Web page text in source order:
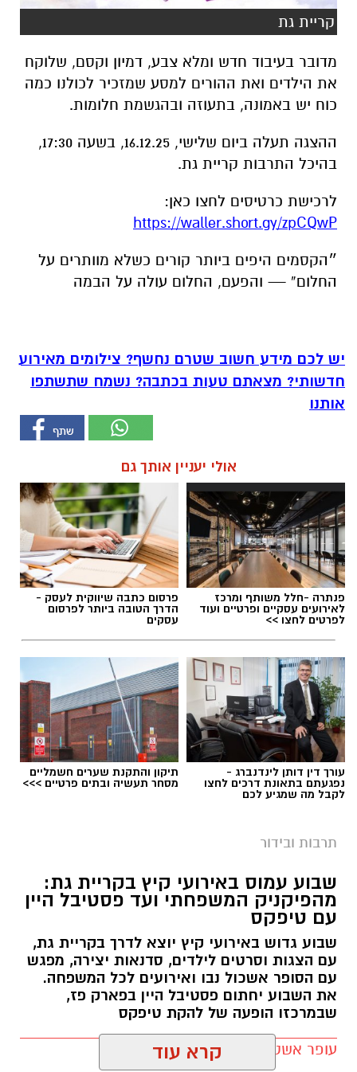
קריית גת
מדובר בעיבוד חדש ומלא צבע, דמיון וקסם, שלוקח
את הילדים ואת ההורים למסע שמזכיר לכולנו כמה
כוח יש באמונה, בתעוזה ובהגשמת חלומות.
ההצגה תעלה ביום שלישי, 16.12.25, בשעה 17:30
,
בהיכל התרבות קריית גת.
לרכישת כרטיסים לחצו כאן:
https://waller.short.gy/zpCQwP
״הקסמים היפים ביותר קורים כשלא מוותרים על
החלום” — והפעם, החלום עולה על הבמה
יש לכם מידע חשוב שטרם נחשף? צילומים מאירוע
חדשותי? מצאתם טעות בכתבה? נשמח שתשתפו
אותנו
אולי יעניין אותך גם
פנתרה -חלל משותף ומרכז
לאירועים עסקיים ופרטיים ועוד
לפרטים לחצו >>
פרסום כתבה שיווקית לעסק -
הדרך הטובה ביותר לפרסום
עסקים
עורך דין דותן לינדנברג -
נפגעתם בתאונת דרכים לחצו
לקבל מה שמגיע לכם
תיקון והתקנת שערים חשמליים
מסחר תעשיה ובתים פרטיים >>>
תרבות ובידור
שבוע עמוס באירועי קיץ בקריית גת:
מהפיקניק המשפחתי ועד פסטיבל היין
עם טיפקס
שבוע גדוש באירועי קיץ יוצא לדרך בקריית גת,
עם הצגות וסרטים לילדים, סדנאות יצירה, מפגש
עם הסופר אשכול נבו ואירועים לכל המשפחה.
את השבוע יחתום פסטיבל היין בפארק פז,
שבמרכזו הופעה של להקת טיפקס
עופר אשטוקר / 16:41 09.08.26 קרא עוד